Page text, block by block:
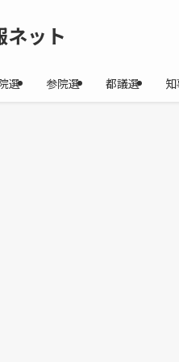
ネット
選 参院選 都議選